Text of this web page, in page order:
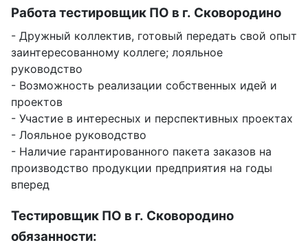
Работа тестировщик ПО в г. Сковородино
- Дружный коллектив, готовый передать свой опыт
заинтересованному коллеге; лояльное
руководство
- Возможность реализации собственных идей и
проектов
- Участие в интересных и перспективных проектах
- Лояльное руководство
- Наличие гарантированного пакета заказов на
производство продукции предприятия на годы
вперед
Тестировщик ПО в г. Сковородино
обязанности: